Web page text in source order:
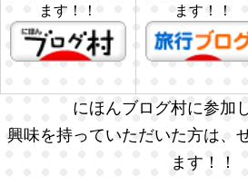
ます！！
ます！！
にほんブログ村に参加
興味を持っていただいた方は、
ます！！